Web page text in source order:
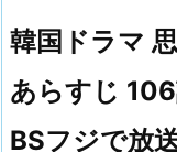
韓国ドラマ
あらすじ
BSフジで放